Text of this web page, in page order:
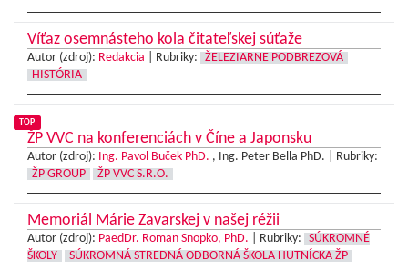
Víťaz osemnásteho kola čitateľskej súťaže
Autor (zdroj): Redakcia Rubriky:
ŽELEZIARNE PODBREZOVÁ
HISTÓRIA
TOP
ŽP VVC na konferenciách v Číne a Japonsku
Autor (zdroj): Ing. Pavol Buček PhD. , Ing. Peter Bella PhD. |
Rubriky:
ŽP GROUP
ŽP VVC S.R.O.
Memoriál Márie Zavarskej v našej réžii
Autor (zdroj): PaedDr. Roman Snopko, PhD. Rubriky:
SÚKROMNÉ
ŠKOLY
SÚKROMNÁ STREDNÁ ODBORNÁ ŠKOLA HUTNÍCKA ŽP